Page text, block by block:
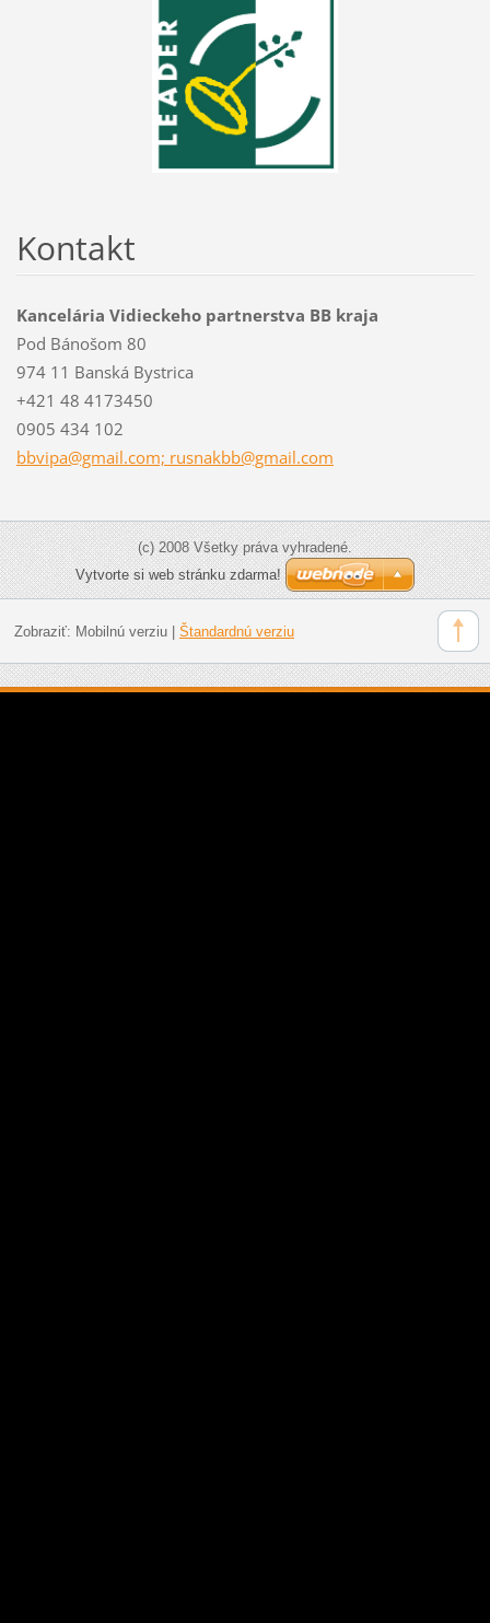
Kontakt
Kancelária Vidieckeho partnerstva BB kraja
Pod Bánošom 80
974 11 Banská Bystrica
+421 48 4173450
0905 434 102
bbvipa@gmail.com; rusnakbb@gmail.com
(c) 2008 Všetky práva vyhradené.
Vytvorte si web stránku zdarma!
Zobraziť: Mobilnú verziu| Štandardnú verziu